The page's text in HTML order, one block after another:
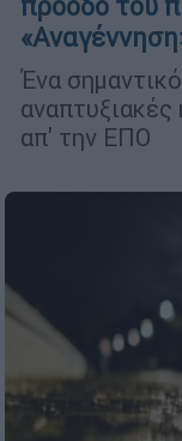
Ένα
αναπτυξιακές
απ' την ΕΠΟ